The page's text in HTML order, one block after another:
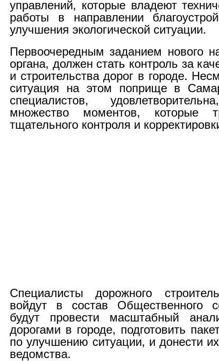
управлений, которые владеют
работы в направлении
улучшения экологической ситуации.
Первоочередным заданием нового
органа, должен стать контроль за
и строительства дорог в городе.
ситуация на этом поприще в
специалистов,
множество моментов, которые
тщательного контроля и
Специалисты дорожного
войдут в состав Общественного
будут провести масштабный
дорогами в городе, подготовить
по улучшению ситуации, и донести
ведомства.